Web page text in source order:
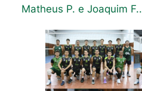
Matheus P. e Joaquim F..